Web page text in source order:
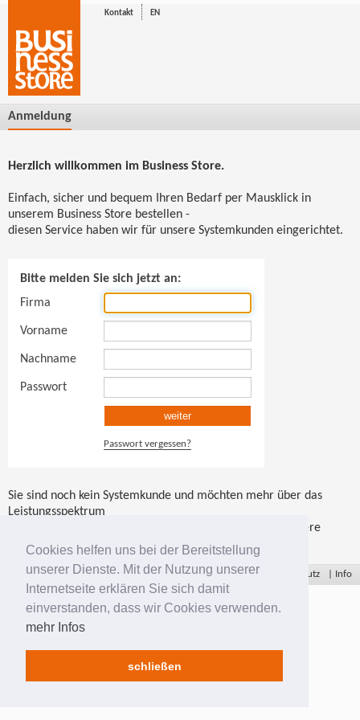
Cookies helfen uns bei der Bereitstellung
unserer Dienste. Mit der Nutzung unserer
Internetseite erklären Sie sich damit
einverstanden, dass wir Cookies verwenden.
mehr Infos
schließen
Kontakt EN
Anmeldung
Herzlich willkommen im Business Store.
Einfach, sicher und bequem Ihren Bedarf per Mausklick in
unserem Business Store bestellen -
diesen Service haben wir für unsere Systemkunden eingerichtet.
Bitte melden Sie sich jetzt an:
Firma
Vorname
Nachname
Passwort
weiter
Passwort vergessen?
Sie sind noch kein Systemkunde und möchten mehr über das
Leistungsspektrum
unseres Business Store erfahren? Dann besuchen Sie unsere
Business Store Infoseiten
Impressum Datenschutz Info
Giro-Druck + Verlag GmbH